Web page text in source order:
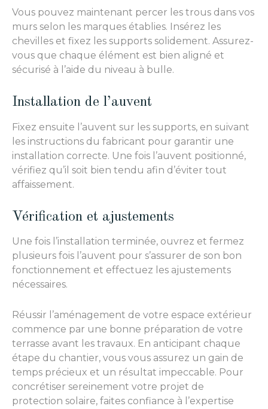
Vous pouvez maintenant percer les trous dans vos
murs selon les marques établies. Insérez les
chevilles et fixez les supports solidement. Assurez-
vous que chaque élément est bien aligné et
sécurisé à l’aide du niveau à bulle.
Installation de l’auvent
Fixez ensuite l’auvent sur les supports, en suivant
les instructions du fabricant pour garantir une
installation correcte. Une fois l’auvent positionné,
vérifiez qu’il soit bien tendu afin d’éviter tout
affaissement.
Vérification et ajustements
Une fois l’installation terminée, ouvrez et fermez
plusieurs fois l’auvent pour s’assurer de son bon
fonctionnement et effectuez les ajustements
nécessaires.
Réussir l’aménagement de votre espace extérieur
commence par une bonne préparation de votre
terrasse avant les travaux. En anticipant chaque
étape du chantier, vous vous assurez un gain de
temps précieux et un résultat impeccable. Pour
concrétiser sereinement votre projet de
protection solaire, faites confiance à l’expertise